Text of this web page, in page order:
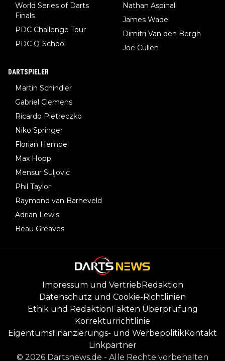
World Series of Darts
Finals
PDC Challenge Tour
PDC Q-School
Nathan Aspinall
James Wade
Dimitri Van den Bergh
Joe Cullen
DARTSPIELER
Martin Schindler
Gabriel Clemens
Ricardo Pietreczko
Niko Springer
Florian Hempel
Max Hopp
Mensur Suljovic
Phil Taylor
Raymond van Barneveld
Adrian Lewis
Beau Greaves
Impressum und Vertrieb Redaktion
Datenschutz und Cookie-Richtlinien
Ethik und Redaktion Fakten Überprüfung
Korrekturrichtlinie
Eigentumsfinanzierungs- und WerbepolitikKontakt
Linkpartner
© 2026 Dartsnews.de - Alle Rechte vorbehalten